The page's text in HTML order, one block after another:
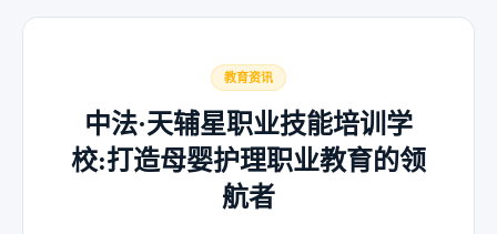
教育资讯
中法·天辅星职业技能培训学
校:打造母婴护理职业教育的领
航者